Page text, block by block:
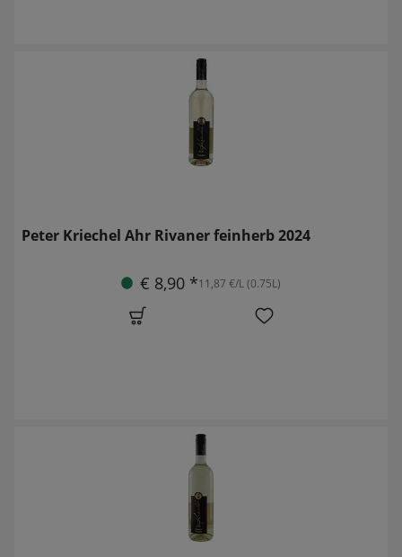
Peter Kriechel Ahr Rivaner feinherb 2024
€ 8,90 *11,87 €/L (0.75L)